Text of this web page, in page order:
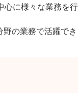
心に様々な業務を
の業務で活躍で